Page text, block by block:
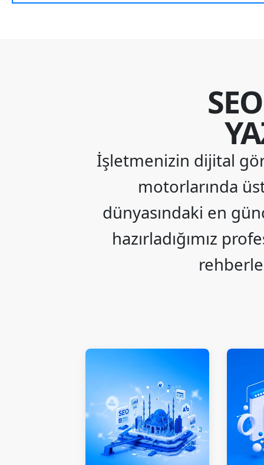
İşletmenizin dijital
motorlarında
dünyasındaki en
hazırladığımız